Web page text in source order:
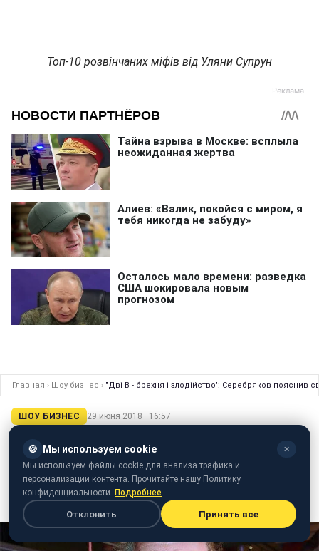
Топ-10 розвінчаних міфів від Уляни Супрун
Главная › Шоу бизнес › "Дві В - брехня і злодійство": Серебряков пояснив
ШОУ БИЗНЕС 29 июня 2018 · 16:57
"Дві В - брехня і злодійство":
Серебряков пояснив свою скандальну
заяву про Путіна
Напередодні актор дав інтерв'ю Юрію Дудю
🍪 Мы используем cookie ✕
Мы используем файлы cookie для анализа трафика и
персонализации контента. Прочитайте нашу Политику
конфиденциальности. Подробнее
Отклонить Принять все